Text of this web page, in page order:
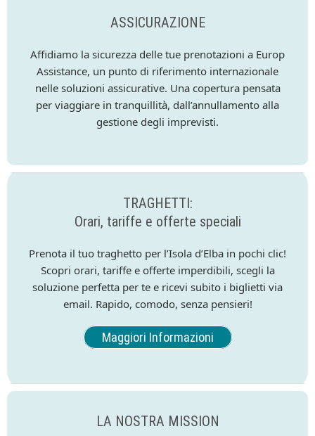
ASSICURAZIONE
Affidiamo la sicurezza delle tue prenotazioni a Europ
Assistance, un punto di riferimento internazionale
nelle soluzioni assicurative. Una copertura pensata
per viaggiare in tranquillità, dall’annullamento alla
gestione degli imprevisti.
TRAGHETTI:
Orari, tariffe e offerte speciali
Prenota il tuo traghetto per l’Isola d’Elba in pochi clic!
Scopri orari, tariffe e offerte imperdibili, scegli la
soluzione perfetta per te e ricevi subito i biglietti via
email. Rapido, comodo, senza pensieri!
Maggiori Informazioni
LA NOSTRA MISSION